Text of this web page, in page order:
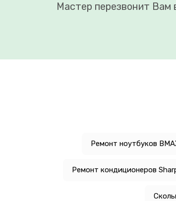
Мастер перезвонит Вам
Ремонт ноутбуков
Ремонт кондиционеров